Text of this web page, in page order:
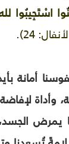
اسْتَجِيبُوا
24).
أمانة
وأداة
الجسد،